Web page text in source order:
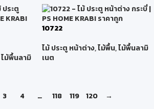
ไม้พื้นลามิ
10722
ไม้ ประตู หน้าต่าง,ไม้พื้น,ไม้พื้นลามิ
เนต
3 4 … 118 119 120 →